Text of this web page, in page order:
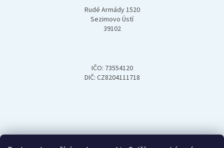
Rudé Armády 1520
Sezimovo Ústí
39102
IČO: 73554120
DIČ: CZ8204111718